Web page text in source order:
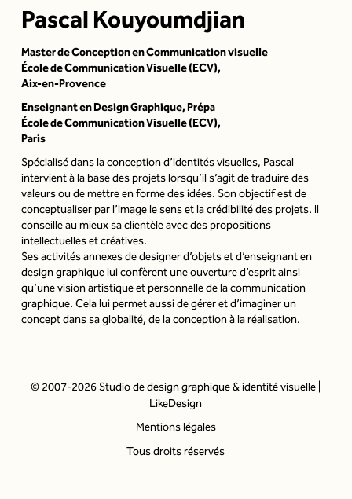
Pascal Kouyoumdjian
Master de Conception en Communication visuelle
École de Communication Visuelle (ECV),
Aix-en-Provence
Enseignant en Design Graphique, Prépa
École de Communication Visuelle (ECV),
Paris
Spécialisé dans la conception d’identités visuelles, Pascal
intervient à la base des projets lorsqu’il s’agit de traduire des
valeurs ou de mettre en forme des idées. Son objectif est de
conceptualiser par l’image le sens et la crédibilité des projets. Il
conseille au mieux sa clientèle avec des propositions
intellectuelles et créatives.
Ses activités annexes de designer d’objets et d’enseignant en
design graphique lui confèrent une ouverture d’esprit ainsi
qu’une vision artistique et personnelle de la communication
graphique. Cela lui permet aussi de gérer et d’imaginer un
concept dans sa globalité, de la conception à la réalisation.
© 2007-2026 Studio de design graphique & identité visuelle |
LikeDesign
Mentions légales
Tous droits réservés